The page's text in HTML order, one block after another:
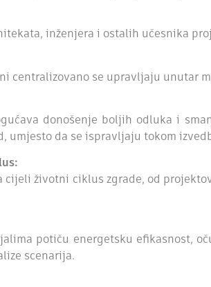
inženjera i ostalih učesnika
centralizovano se upravljaju unutar
donošenje boljih odluka i
umjesto da se ispravljaju tokom
životni ciklus zgrade, od
potiču energetsku efikasnost,
scenarija.